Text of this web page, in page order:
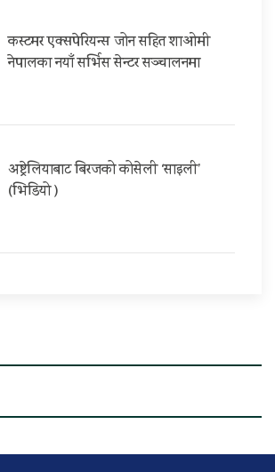
कस्टमर एक्सपेरियन्स जोन सहित शाओमी
नेपालका नयाँ सर्भिस सेन्टर सञ्चालनमा
अष्ट्रेलियाबाट बिरजको कोसेली ‘साइली’
(भिडियो )